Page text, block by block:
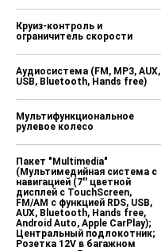
Круиз-контроль и
ограничитель скорости
Аудиосистема (FM, MP3, AUX,
USB, Bluetooth, Hands free)
Мультифункциональное
рулевое колесо
Пакет "Multimedia"
(Мультимедийная система с
навигацией (7'' цветной
дисплей с TouchScreen,
FM/AM с функцией RDS, USB,
AUX, Bluetooth, Hands free,
Android Auto, Apple CarPlay);
Центральный подлокотник;
Розетка 12V в багажном